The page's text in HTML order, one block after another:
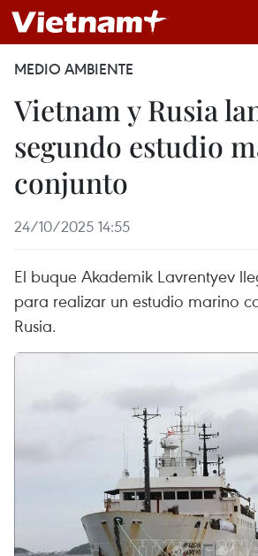
MEDIO AMBIENTE
Vietnam y Rusia
segundo estudio
conjunto
24/10/2025 14:55
El buque Akademik Lavrentyev
para realizar un estudio marino
Rusia.